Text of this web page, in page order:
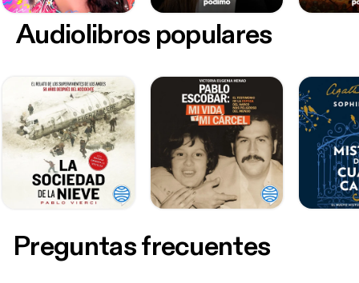
Audiolibros populares
Preguntas frecuentes